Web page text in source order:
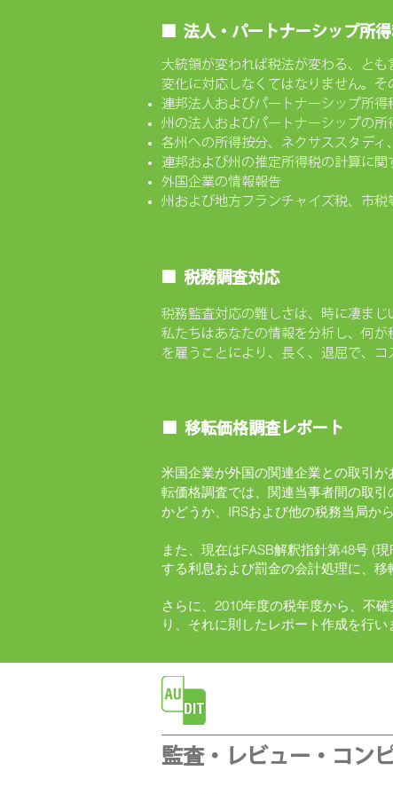
大統領が変われば税法が変わる、と
変化に対応しなくてはなりません。そ
連邦法人およびパートナーシップ所
州の法人およびパートナーシップの
各州への所得按分、ネクサススタディ
連邦および州の推定所得税の計算に関
外国企業の情報報告
州および地方フランチャイズ税、市税
■ 法人・パートナーシップ所
税務調査対応
税務監査対応の難しさは、時に凄まじ
私たちはあなたの情報を分析し、何
を雇うことにより、長く、退屈で、
移転価格調査レポート
米国企業が外国の関連企業との取引
転価格調査では、関連当事者間の取
かどうか、IRSおよび他の税務当局か
また、現在はFASB解釈指針第48号 (
する利息および罰金の会計処理に、移
さらに、2010年度の税年度から、不
り、それに則したレポート作成を行い
監査・レビュー・コン